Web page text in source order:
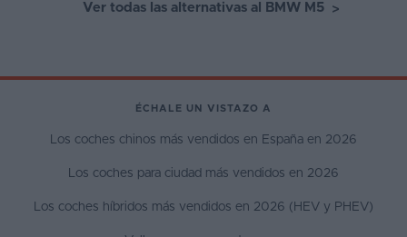
Ver todas las alternativas al BMW M5 >
ÉCHALE UN VISTAZO A
Los coches chinos más vendidos en España en 2026
Los coches para ciudad más vendidos en 2026
Los coches híbridos más vendidos en 2026 (HEV y PHEV)